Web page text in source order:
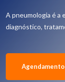
A pneumologia é a
diagnóstico,